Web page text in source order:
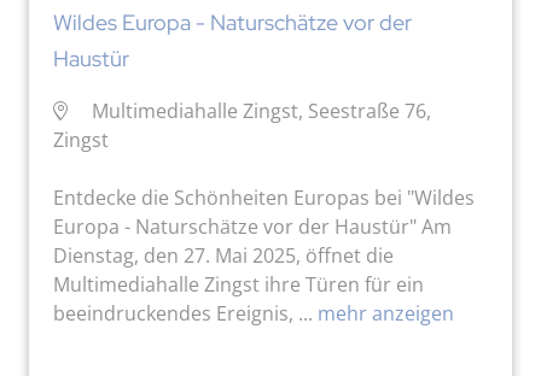
Wildes Europa - Naturschätze vor der
Haustür
Multimediahalle Zingst, Seestraße 76,
Zingst
Entdecke die Schönheiten Europas bei "Wildes
Europa - Naturschätze vor der Haustür" Am
Dienstag, den 27. Mai 2025, öffnet die
Multimediahalle Zingst ihre Türen für ein
beeindruckendes Ereignis, ... mehr anzeigen